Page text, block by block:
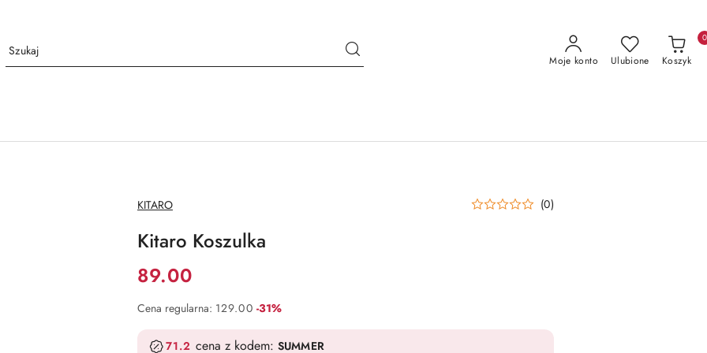
Moje konto Ulubione Koszyk
0
NAZWA
PRODUCENTA:
KITARO (0)
Kitaro Koszulka
Cena:
89.00
Cena regularna: 129.00 Rabat:
-31%
71.2 cena z kodem: SUMMER